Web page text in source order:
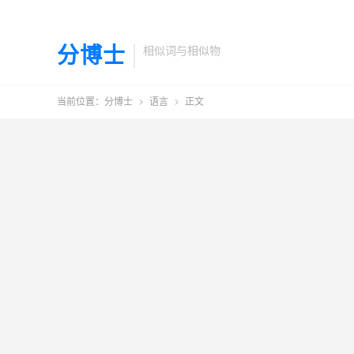
分博士 相似词与相似物
当前位置： 分博士  语言  正文